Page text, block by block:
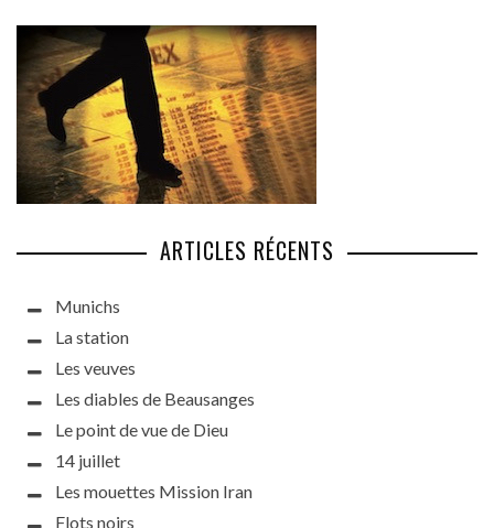
ARTICLES RÉCENTS
Munichs
La station
Les veuves
Les diables de Beausanges
Le point de vue de Dieu
14 juillet
Les mouettes Mission Iran
Flots noirs